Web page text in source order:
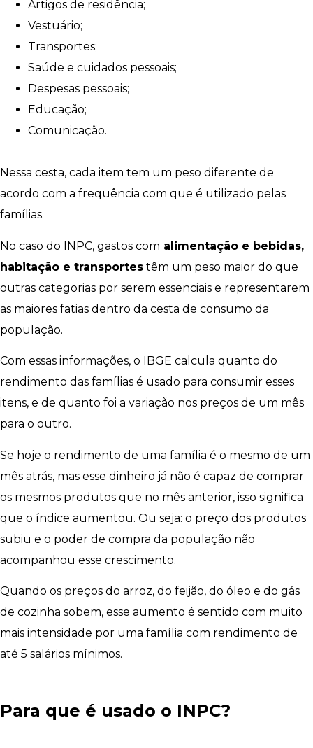
Artigos de residência;
Vestuário;
Transportes;
Saúde e cuidados pessoais;
Despesas pessoais;
Educação;
Comunicação.
Nessa cesta, cada item tem um peso diferente de
acordo com a frequência com que é utilizado pelas
famílias.
No caso do INPC, gastos com alimentação e bebidas,
habitação e transportes têm um peso maior do que
outras categorias por serem essenciais e representarem
as maiores fatias dentro da cesta de consumo da
população.
Com essas informações, o IBGE calcula quanto do
rendimento das famílias é usado para consumir esses
itens, e de quanto foi a variação nos preços de um mês
para o outro.
Se hoje o rendimento de uma família é o mesmo de um
mês atrás, mas esse dinheiro já não é capaz de comprar
os mesmos produtos que no mês anterior, isso significa
que o índice aumentou. Ou seja: o preço dos produtos
subiu e o poder de compra da população não
acompanhou esse crescimento.
Quando os preços do arroz, do feijão, do óleo e do gás
de cozinha sobem, esse aumento é sentido com muito
mais intensidade por uma família com rendimento de
até 5 salários mínimos.
Para que é usado o INPC?